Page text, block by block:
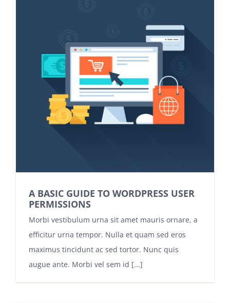
A BASIC GUIDE TO WORDPRESS USER
PERMISSIONS
Morbi vestibulum urna sit amet mauris ornare, a
efficitur urna tempor. Nulla et quam sed eros
maximus tincidunt ac sed tortor. Nunc quis
augue ante. Morbi vel sem id [...]